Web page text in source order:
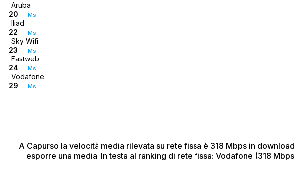
Aruba
20
Ms
Iliad
22
Ms
Sky Wifi
23
Ms
Fastweb
24
Ms
Vodafone
29
Ms
A Capurso la velocità media rilevata su rete fissa è 318 Mbps in
esporre una media. In testa al ranking di rete fissa: Vodafone (318